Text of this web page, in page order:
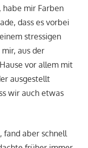
habe mir Farben
dass es vorbei
stressigen
aus der
vor allem mit
ausgestellt
wir auch etwas
fand aber schnell